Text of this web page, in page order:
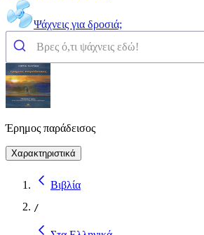
Ψάχνεις για δροσιά;
Έρημος παράδεισος
Χαρακτηριστικά
Βιβλία
/